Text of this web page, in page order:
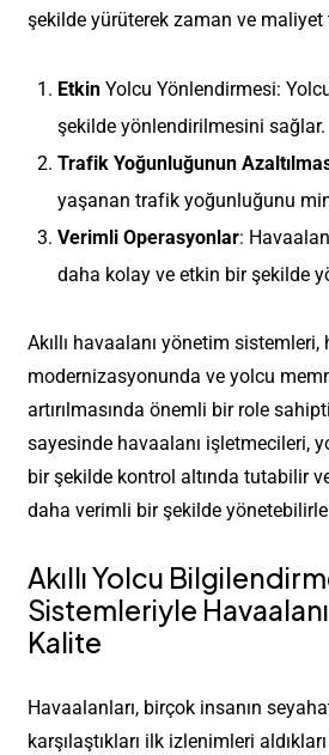
şekilde yürüterek zaman ve
EtkinYolcu Yönlendirmesi:
şekilde yönlendirilmesini sağlar.
Trafik Yoğunluğunun
yaşanan trafik yoğunluğunu
Verimli Operasyonlar:
daha kolay ve etkin bir şekilde
Akıllı havaalanı yönetim sistemleri,
modernizasyonunda ve yolcu
artırılmasında önemli bir role
sayesinde havaalanı işletmecileri,
bir şekilde kontrol altında tutabilir
daha verimli bir şekilde
Akıllı Yolcu
Sistemleriyle
Kalite
Havaalanları, birçok insanın
karşılaştıkları ilk izlenimleri